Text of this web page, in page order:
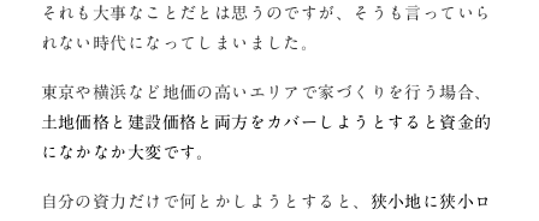
それも大事なことだとは思うのですが、そうも言っていら
れない時代になってしまいました。
東京や横浜など地価の高いエリアで家づくりを行う場合、
土地価格と建設価格と両方をカバーしようとすると資金的
になかなか大変です。
自分の資力だけで何とかしようとすると、
狭小地に狭小ロ